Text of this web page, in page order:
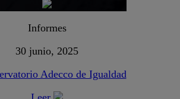
Informes
30 junio, 2025
Adecco de Igualdad